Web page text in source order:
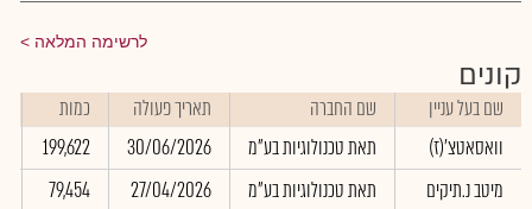
לרשימה המלאה
קונים
שם בעל עניין שם החברה תאריך פעולה כמות
וואסאטצ'(ז)
תאת טכנולוגיות בע"מ 30/06/2026
199,622
מיטב נ.תיקים
תאת טכנולוגיות בע"מ 27/04/2026
79,454